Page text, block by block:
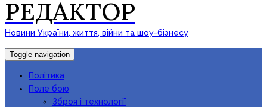
РЕДАКТОР
Новини України, життя, війни та шоу-бізнесу
Toggle navigation
Політика
Поле бою
Зброя і технології